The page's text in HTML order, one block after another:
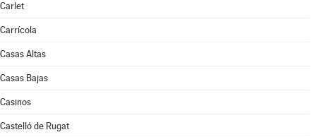
Carlet
Carrícola
Casas Altas
Casas Bajas
Casinos
Castelló de Rugat